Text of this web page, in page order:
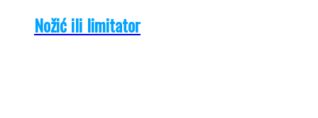
Nožić ili limitator